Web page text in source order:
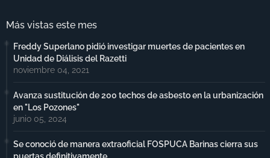
Más vistas este mes
Freddy Superlano pidió investigar muertes de pacientes en
Unidad de Diálisis del Razetti
noviembre 04, 2021
Avanza sustitución de 200 techos de asbesto en la urbanización
en "Los Pozones"
junio 05, 2024
Se conoció de manera extraoficial FOSPUCA Barinas cierra sus
puertas definitivamente.